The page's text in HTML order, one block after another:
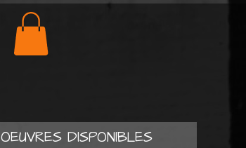
OEUVRES DISPONIBLES